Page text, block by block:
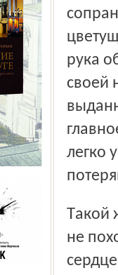
рука
своей
легко
Такой же знакомый незнакомец и сам Онегин. Он вовсе
не